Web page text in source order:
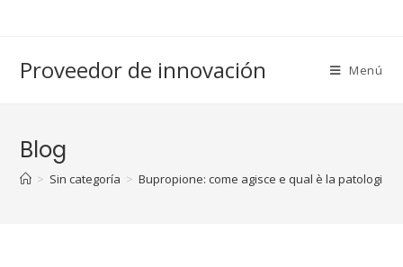
Proveedor de innovación Menú
Blog
> Sin categoría > Bupropione: come agisce e qual è la patologia